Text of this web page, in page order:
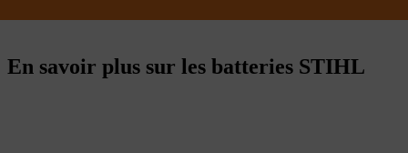
En savoir plus sur les batteries STIHL